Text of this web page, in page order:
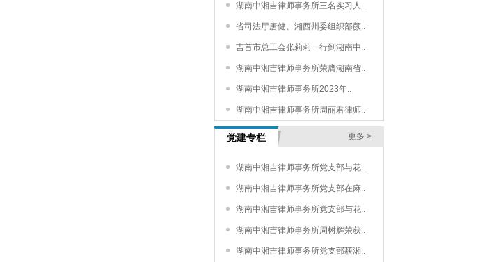
湖南中湘吉律师事务所三名实习人..
省司法厅唐健、湘西州委组织部颜..
吉首市总工会张莉莉一行到湖南中..
湖南中湘吉律师事务所荣膺湖南省..
湖南中湘吉律师事务所2023年..
湖南中湘吉律师事务所周丽君律师..
党建专栏 更多 >
湖南中湘吉律师事务所党支部与花..
湖南中湘吉律师事务所党支部在麻..
湖南中湘吉律师事务所党支部与花..
湖南中湘吉律师事务所周树辉荣获..
湖南中湘吉律师事务所党支部获湘..